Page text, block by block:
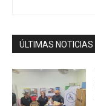
ÚLTIMAS NOTICIAS